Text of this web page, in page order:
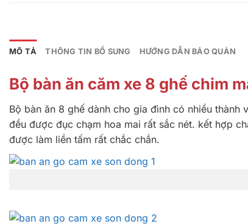
MÔ TẢ THÔNG TIN BỔ SUNG HƯỚNG DẪN BẢO QUẢN
Bộ bàn ăn căm xe 8 ghế chim
Bộ bàn ăn 8 ghế dành cho gia đình có nhiều
đều được đục chạm hoa mai rất sắc nét. kết hợp
được làm liền tấm rất chắc chắn.